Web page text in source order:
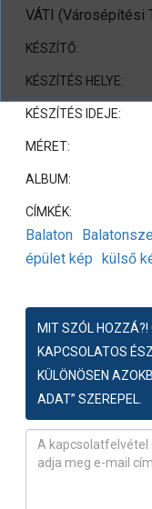
VÁTI (Városépítési
KÉSZÍTŐ:
KÉSZÍTÉS HELYE:
KÉSZÍTÉS IDEJE:
MÉRET:
ALBUM:
CÍMKÉK:
Balaton
épület kép külső
MIT SZÓL HOZZÁ?!
KAPCSOLATOS
KÜLÖNÖSEN
ADAT” SZEREPEL.